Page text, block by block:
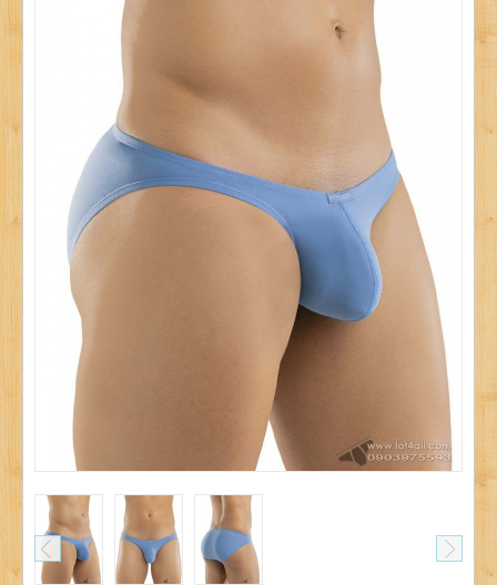
ĐỒ LÓT TRẺ EM
SẢN PHẨM KHÁC
KHUYẾN MÃI